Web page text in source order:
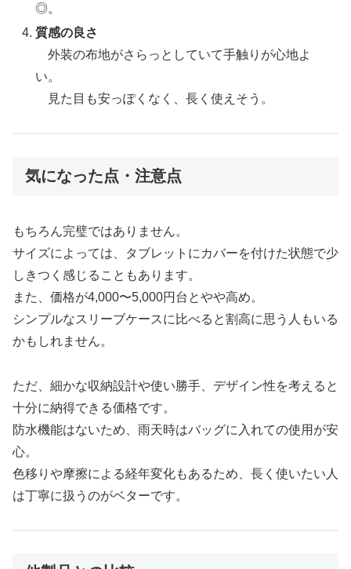
◎。
質感の良さ
外装の布地がさらっとしていて手触りが心地よ
い。
見た目も安っぽくなく、長く使えそう。
気になった点・注意点
もちろん完璧ではありません。
サイズによっては、タブレットにカバーを付けた状態で少
しきつく感じることもあります。
また、価格が4,000〜5,000円台とやや高め。
シンプルなスリーブケースに比べると割高に思う人もいる
かもしれません。
ただ、細かな収納設計や使い勝手、デザイン性を考えると
十分に納得できる価格です。
防水機能はないため、雨天時はバッグに入れての使用が安
心。
色移りや摩擦による経年変化もあるため、長く使いたい人
は丁寧に扱うのがベターです。